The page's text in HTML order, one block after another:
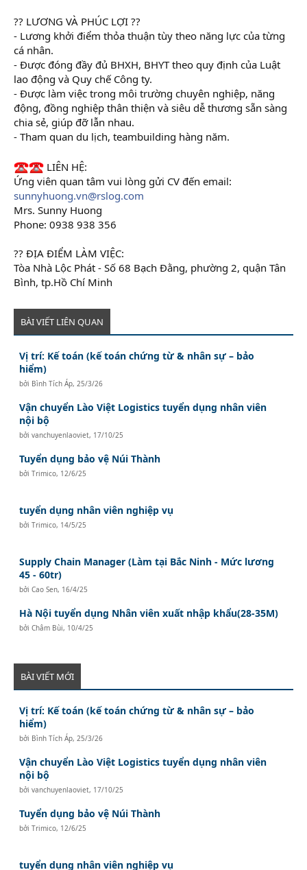
?? LƯƠNG VÀ PHÚC LỢI ??
- Lương khởi điểm thỏa thuận tùy theo năng lực của từng
cá nhân.
- Được đóng đầy đủ BHXH, BHYT theo quy định của Luật
lao động và Quy chế Công ty.
- Được làm việc trong môi trường chuyên nghiệp, năng
động, đồng nghiệp thân thiện và siêu dễ thương sẵn sàng
chia sẻ, giúp đỡ lẫn nhau.
- Tham quan du lịch, teambuilding hàng năm.
LIÊN HỆ:
Ứng viên quan tâm vui lòng gửi CV đến email:
sunnyhuong.vn@rslog.com
Mrs. Sunny Huong
Phone: 0938 938 356
?? ĐỊA ĐIỂM LÀM VIỆC:
Tòa Nhà Lộc Phát - Số 68 Bạch Đằng, phường 2, quận Tân
Bình, tp.Hồ Chí Minh
BÀI VIẾT LIÊN QUAN
Vị trí: Kế toán (kế toán chứng từ & nhân sự – bảo
hiểm)
bởi Bình Tích Áp, 25/3/26
Vận chuyển Lào Việt Logistics tuyển dụng nhân viên
nội bộ
bởivanchuyenlaoviet, 17/10/25
Tuyển dụng bảo vệ Núi Thành
bởiTrimico, 12/6/25
tuyển dụng nhân viên nghiệp vụ
bởiTrimico, 14/5/25
Supply Chain Manager (Làm tại Bắc Ninh - Mức lương
45 - 60tr)
bởiCao Sen, 16/4/25
Hà Nội tuyển dụng Nhân viên xuất nhập khẩu(28-35M)
bởiChâm Bùi, 10/4/25
BÀI VIẾT MỚI
Vị trí: Kế toán (kế toán chứng từ & nhân sự – bảo
hiểm)
bởi Bình Tích Áp, 25/3/26
Vận chuyển Lào Việt Logistics tuyển dụng nhân viên
nội bộ
bởivanchuyenlaoviet, 17/10/25
Tuyển dụng bảo vệ Núi Thành
bởiTrimico, 12/6/25
tuyển dụng nhân viên nghiệp vụ